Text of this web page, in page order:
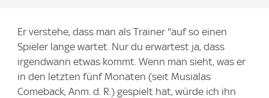
Er verstehe, dass man als Trainer "auf so einen
Spieler lange wartet. Nur du erwartest ja, dass
irgendwann etwas kommt. Wenn man sieht, was er
in den letzten fünf Monaten (seit Musialas
Comeback, Anm. d. R.) gespielt hat, würde ich ihn